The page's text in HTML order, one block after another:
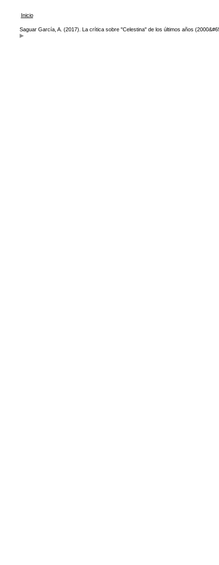
Inicio
Saguar García, A. (2017). La crítica sobre "Celestina" de los últimos años